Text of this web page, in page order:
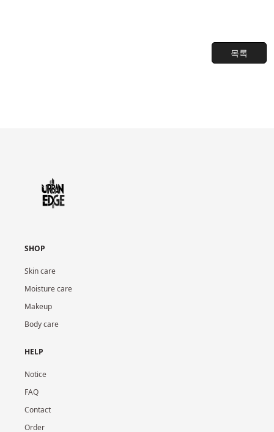
목록
SHOP
Skin care
Moisture care
Makeup
Body care
HELP
Notice
FAQ
Contact
Order